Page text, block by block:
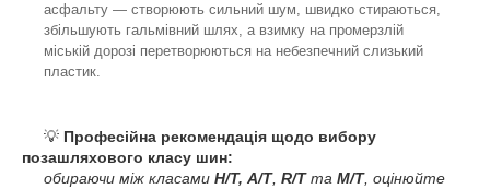
асфальту — створюють сильний шум, швидко стираються,
збільшують гальмівний шлях, а взимку на промерзлій
міській дорозі перетворюються на небезпечний слизький
пластик.
💡 Професійна рекомендація щодо вибору
позашляхового класу шин:
обираючи між класами H/Т, A/T, R/Tта M/T, оцінюйте